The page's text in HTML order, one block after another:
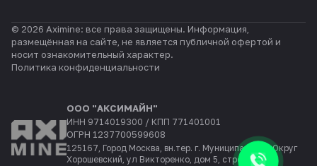
© 2026 Aximine: все права защищены. Информация,
размещённая на сайте, не является публичной офертой и
носит ознакомительный характер.
Политика конфиденциальности
ООО "АКСИМАЙН"
ИНН 9714019300 / КПП 771401001
ОГРН 1237700599608
125167, Город Москва, вн.тер. г. Муниципальный Округ
Хорошевский, ул Викторенко, дом 5, строение 1,